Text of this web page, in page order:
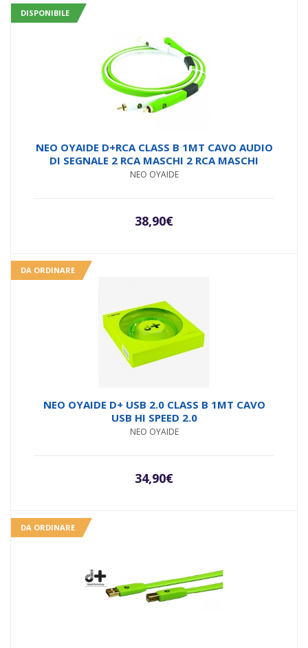
DISPONIBILE
NEO OYAIDE D+RCA CLASS B 1MT CAVO AUDIO
DI SEGNALE 2 RCA MASCHI 2 RCA MASCHI
NEO OYAIDE
38,90€
DA ORDINARE
NEO OYAIDE D+ USB 2.0 CLASS B 1MT CAVO
USB HI SPEED 2.0
NEO OYAIDE
34,90€
DA ORDINARE